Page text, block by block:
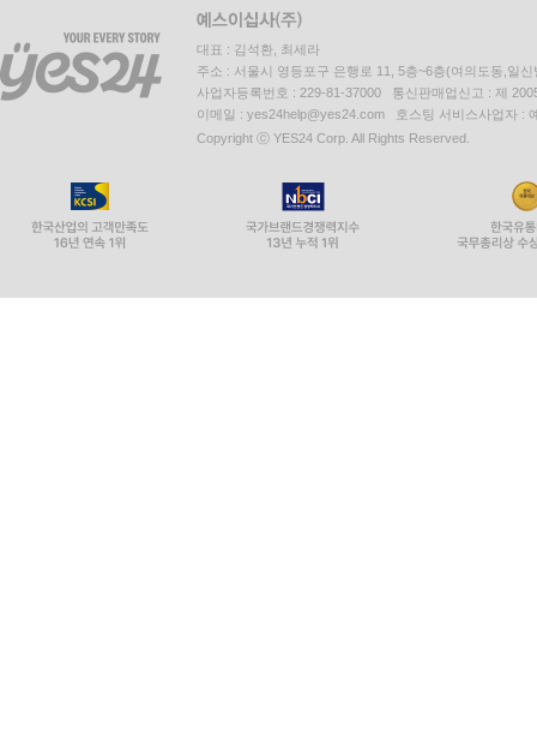
대표 : 김석환, 최세라
주소 : 서울시 영등포구 은행로 11, 5층~6층(여의도동,일신
사업자등록번호 : 229-81-37000 통신판매업신고 : 제
이메일 : yes24help@yes24.com 호스팅 서비스사업자 :
Copyright ⓒ YES24 Corp. All Rights Reserved.